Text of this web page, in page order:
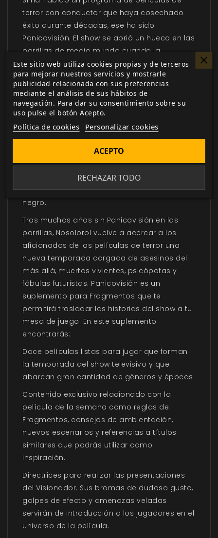
terror con conductor que haya cosechado
éxito durante décadas, ese ha sido
Panicovisión. El show se abrió un hueco en las
parrillas de medio mundo cuando la
televisión en color era un lujo al alcance de
muy pocos. Generaciones de jóvenes se
reunían con sus amigos y con algo de picar
todos los viernes por la noche para disfrutar
de las terroríficas películas que presentaba
el enigmático Visionador. En una época en la
que no había la actual sobresaturación
informativa en torno al cine de terror, las
películas emitidas enPanicovisióneran una
garantía de calidad, ya fuesen estrenos más
o menos recientes o clásicos en blanco y
negro.
Tras muchos años sin Panicovisión en las
parrillas, Nosolorol vuelve a acercar a los
aficionados de las películas de terror una
nueva temporada cargada de asesinos del
más allá, muertos vivientes, psicópatas y
fábulas futuristas. Panicovisión es un
suplemento para Fragmentos que te
permitirá trasladar las historias del show a tu
mesa de juego. En este suplemento
encontrarás:
Doce películas listas para jugar que forman
la temporada del show televisivo y que
abarcan gran cantidad de géneros y épocas.
Contenido exclusivo relacionado con la
película de la semana como reglas de
Fragmentos, consejos de ambientación,
nuevos escenarios y referencias a títulos
similares que podrás utilizar como
inspiración.
Directrices para realizar las presentaciones
del Visionador. Sus bromas de dudoso gusto,
golpes de efecto y amenazas veladas
servirán de introducción a los jugadores en el
universo de la película.
Este sitio web utiliza cookies propias y de terceros
para mejorar nuestros servicios y mostrarle
publicidad relacionada con sus preferencias
mediante el análisis de sus hábitos de
navegación. Para dar su consentimiento sobre su
uso pulse el botón Acepto.
Política de cookies Personalizar cookies
RECHAZAR TODO
ACEPTO